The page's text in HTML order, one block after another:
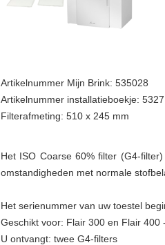
Artikelnummer Mijn Brink: 535028
Artikelnummer installatieboekje:
Filterafmeting: 510 x 245 mm
Het ISO Coarse 60% filter (G4-
omstandigheden met normale
Het serienummer van uw toestel
Geschikt voor: Flair 300 en Flair 400 -
U ontvangt: twee G4-filters